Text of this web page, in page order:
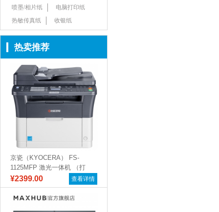
喷墨/相片纸
电脑打印纸
热敏传真纸
收银纸
热卖推荐
京瓷（KYOCERA） FS-
1125MFP 激光一体机 （打
印...
¥2399.00 查看详情